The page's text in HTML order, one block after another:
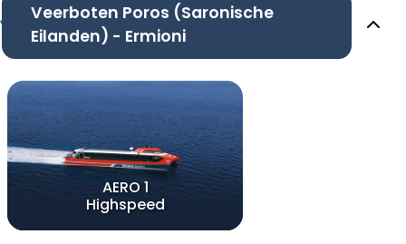
Veerboten Poros (Saronische
Eilanden) - Ermioni
AERO 1
Highspeed